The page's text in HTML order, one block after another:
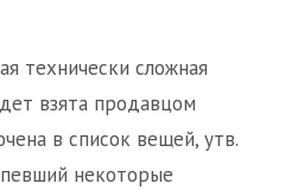
технически сложная
взята продавцом
в список вещей, утв.
некоторые